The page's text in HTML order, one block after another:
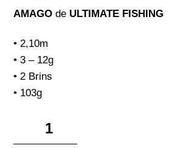
AMAGO de ULTIMATE FISHING
• 2,10m
• 3 – 12g
• 2 Brins
• 103g
quantité